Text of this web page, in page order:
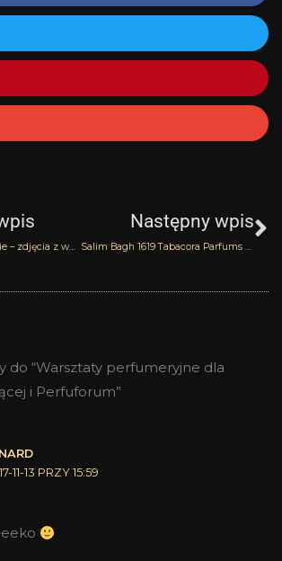
Co za wonność płynie – zdjęcia z warsztatów perfumiarskich
Następny wpis
Salim Bagh 1619 Tabacora Parfums – recenzja i konkurs
do “Warsztaty perfumeryjne dla
i Perfuforum”
11-13 PRZY 15:59